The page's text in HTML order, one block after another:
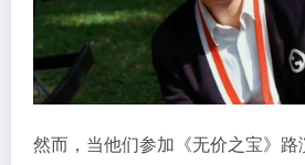
然而，当他们参加《无价之宝》